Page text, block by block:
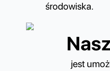
środowiska.
jest